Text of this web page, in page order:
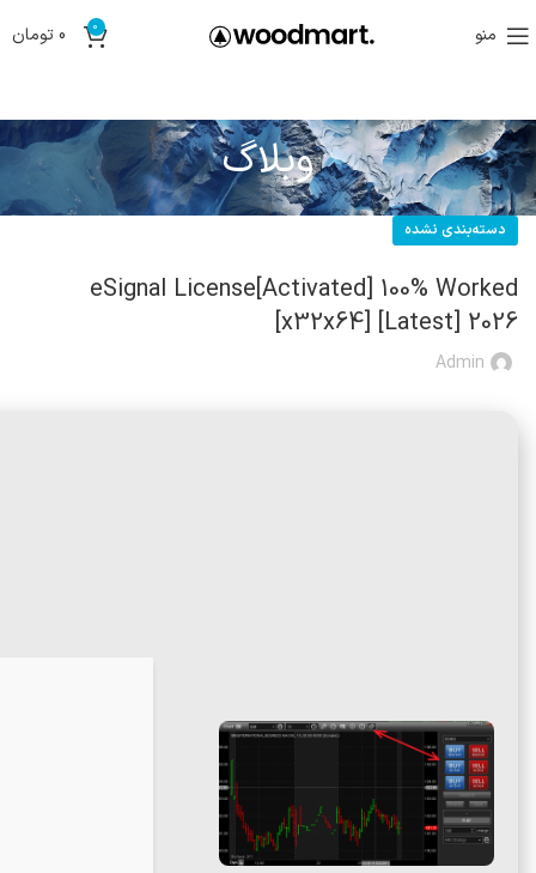
منو 0
0تومان
وبلاگ
دسته‌بندی نشده
eSignal License[Activated] 100% Worked
[x32x64] [Latest] 2026
Admin